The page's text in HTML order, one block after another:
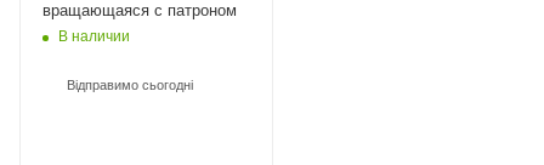
вращающаяся с патроном
В наличии
Відправимо сьогодні